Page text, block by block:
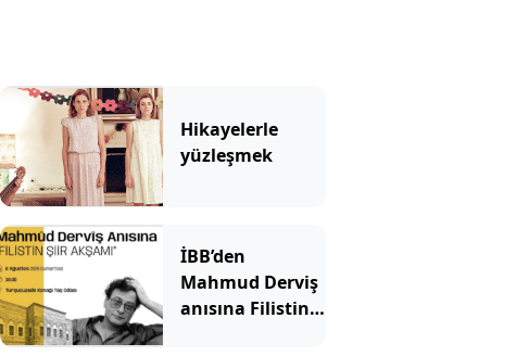
Hikayelerle
yüzleşmek
İBB’den
Mahmud Derviş
anısına Filistin